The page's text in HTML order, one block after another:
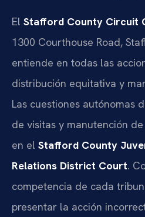
El Stafford County Circuit
1300 Courthouse Road,
entiende en todas las
distribución equitativa y
Las cuestiones autónomas
de visitas y manutención
en el Stafford County
Relations District Court.
competencia de cada
presentar la acción